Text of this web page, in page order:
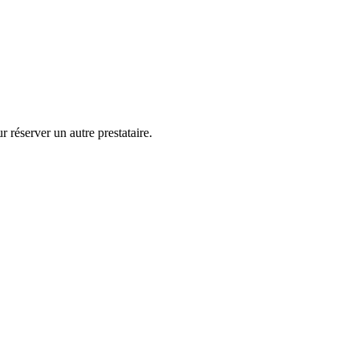
réserver un autre prestataire.